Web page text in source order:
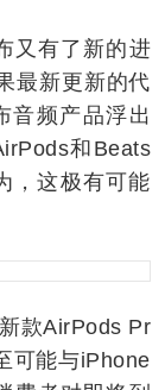
有了新的进
最新更新的代
音频产品浮出
和Beats
，这极有可能
款AirPods Pr
可能与iPhone